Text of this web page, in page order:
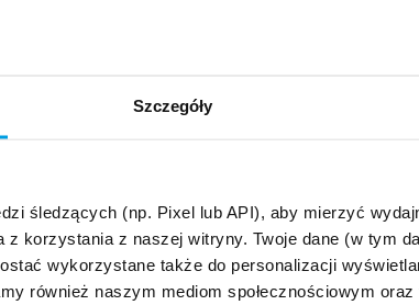
Szczegóły
śledzących (np. Pixel lub API), aby mierzyć
z korzystania z naszej witryny. Twoje dane (w tym
wykorzystane także do personalizacji
również naszym mediom społecznościowym
pomorskie ,lubelskie ,lubuskie ,Łódzkie ,małopolskie mazowieckie
, pomorskie ,Śląskie , Świętokrzyskie ,warmińsko-mazurskie ,
pomorskie